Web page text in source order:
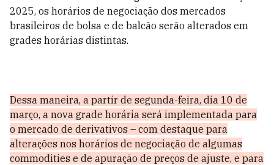
2025, os horários de negociação dos mercados
brasileiros de bolsa e de balcão serão alterados em
grades horárias distintas.
Dessa maneira, a partir de segunda-feira, dia 10 de
março, a nova grade horária será implementada para
o mercado de derivativos – com destaque para
alterações nos horários de negociação de algumas
commodities e de apuração de preços de ajuste, e para